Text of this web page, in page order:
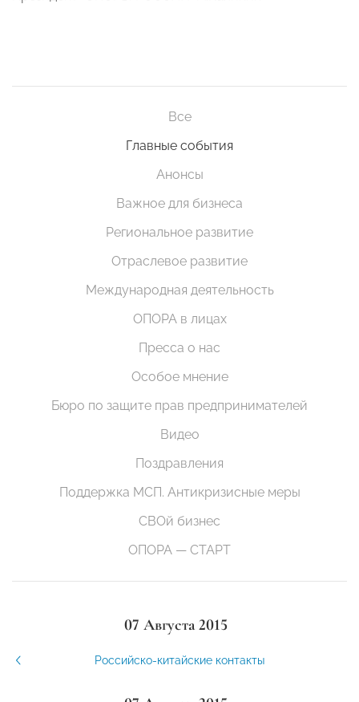
Все
Главные события
Анонсы
Важное для бизнеса
Региональное развитие
Отраслевое развитие
Международная деятельность
ОПОРА в лицах
Пресса о нас
Особое мнение
Бюро по защите прав предпринимателей
Видео
Поздравления
Поддержка МСП. Антикризисные меры
СВОй бизнес
ОПОРА — СТАРТ
07 Августа 2015
Российско-китайские контакты